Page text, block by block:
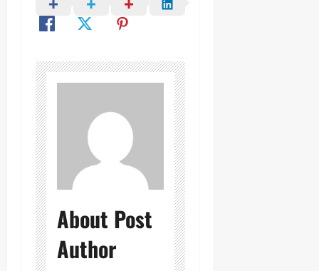
About Post
Author